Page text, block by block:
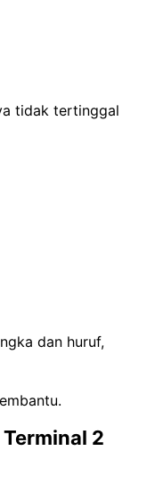
tidak tertinggal
dan huruf,
2